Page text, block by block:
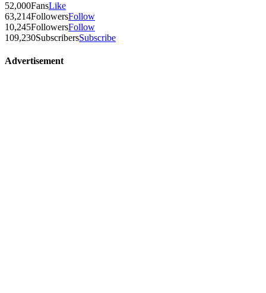
52,000FansLike
63,214FollowersFollow
10,245FollowersFollow
109,230SubscribersSubscribe
Advertisement